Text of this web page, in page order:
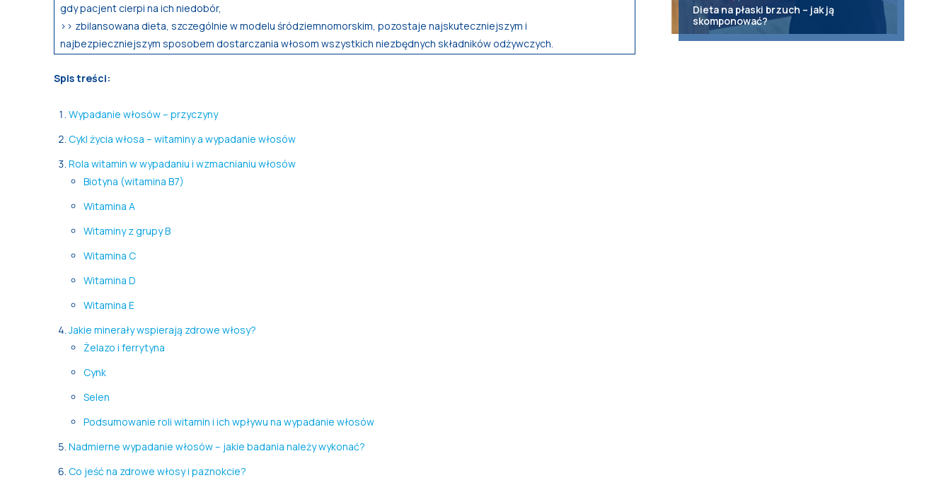
gdy pacjent cierpi na ich niedobór,
>> zbilansowana dieta, szczególnie w modelu śródziemnomorskim, pozostaje najskuteczniejszym i
najbezpieczniejszym sposobem dostarczania włosom wszystkich niezbędnych składników odżywczych.
Spis treści:
Wypadanie włosów – przyczyny
Cykl życia włosa – witaminy a wypadanie włosów
Rola witamin w wypadaniu i wzmacnianiu włosów
Biotyna (witamina B7)
Witamina A
Witaminy z grupy B
Witamina C
Witamina D
Witamina E
Jakie minerały wspierają zdrowe włosy?
Żelazo i ferrytyna
Cynk
Selen
Podsumowanie roli witamin i ich wpływu na wypadanie włosów
Nadmierne wypadanie włosów – jakie badania należy wykonać?
Co jeść na zdrowe włosy i paznokcie?
Dieta na płaski brzuch – jak ją
skomponować?